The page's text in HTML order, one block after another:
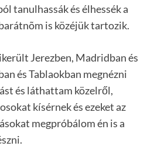
tanulhassák és élhessék a
is közéjük tartozik.
Jerezben, Madridban és
és Tablaokban megnézni
és láthattam közelről,
kísérnek és ezeket az
megpróbálom én is a